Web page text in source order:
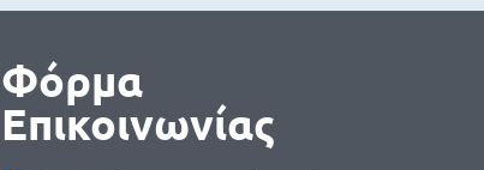
Φόρμα
Επικοινωνίας